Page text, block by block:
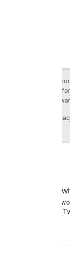
O ile nie
Szczegółowe
podmiotów
Ostatnia
X
Obserwuj
na X